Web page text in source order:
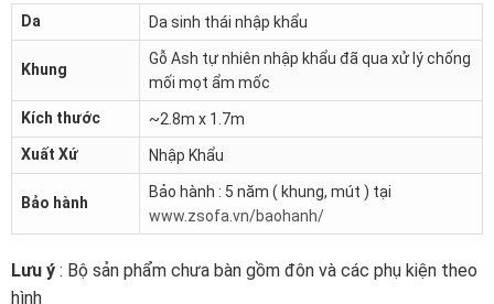
Da Da sinh thái nhập khẩu
Khung
Gỗ Ash tự nhiên nhập khẩu đã qua xử lý chống
mối mọt ẩm mốc
Kích thước
~2.8m x 1.7m
Xuất Xứ
Nhập Khẩu
Bảo hành
Bảo hành : 5 năm ( khung, mút ) tại
www.zsofa.vn/baohanh/
Lưu ý : Bộ sản phẩm chưa bàn gồm đôn và các phụ kiện theo
hình